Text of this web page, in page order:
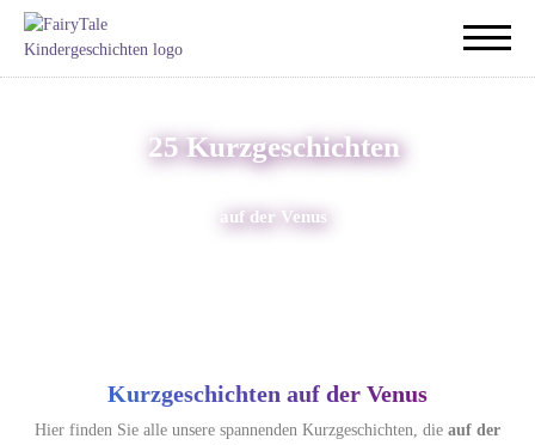
25 Kurzgeschichten
auf der Venus
Kurzgeschichten auf der Venus
Hier finden Sie alle unsere spannenden Kurzgeschichten, die auf der